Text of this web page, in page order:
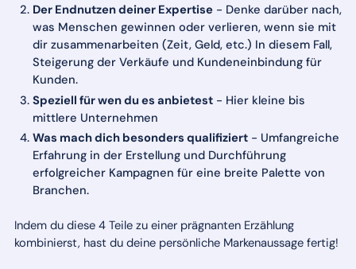
Der Endnutzen deiner Expertise- Denke darüber nach,
was Menschen gewinnen oder verlieren, wenn sie mit
dir zusammenarbeiten (Zeit, Geld, etc.) In diesem Fall,
Steigerung der Verkäufe und Kundeneinbindung für
Kunden.
Speziell für wen du es anbietest- Hier kleine bis
mittlere Unternehmen
Was mach dich besonders qualifiziert- Umfangreiche
Erfahrung in der Erstellung und Durchführung
erfolgreicher Kampagnen für eine breite Palette von
Branchen.
Indem du diese 4 Teile zu einer prägnanten Erzählung
kombinierst, hast du deine persönliche Markenaussage fertig!